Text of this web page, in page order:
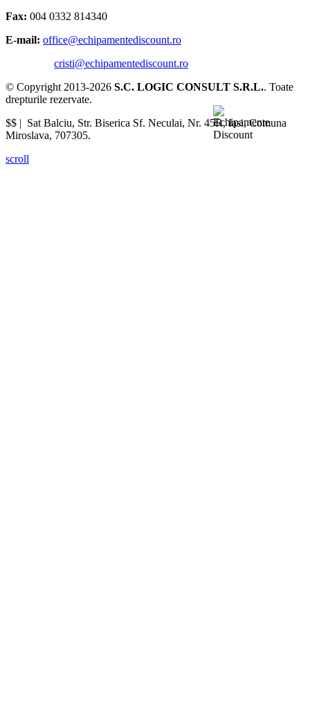
Fax: 004 0332 814340
E-mail: office@echipamentediscount.ro
cristi@echipamentediscount.ro
© Copyright 2013-2026 S.C. LOGIC CONSULT S.R.L.. Toate
drepturile rezervate.
$$ | Sat Balciu, Str. Biserica Sf. Neculai, Nr. 45R,Iasi,Comuna
Miroslava, 707305.
scroll